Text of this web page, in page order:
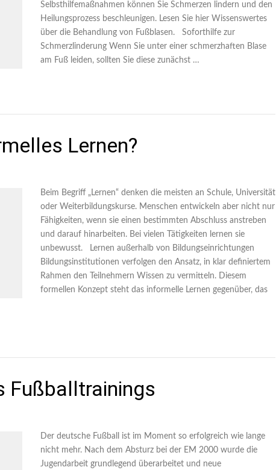
Selbsthilfemaßnahmen können Sie Schmerzen lindern und den
Heilungsprozess beschleunigen. Lesen Sie hier Wissenswertes
über die Behandlung von Fußblasen. Soforthilfe zur
Schmerzlinderung Wenn Sie unter einer schmerzhaften Blase
am Fuß leiden, sollten Sie diese zunächst …
Lernen?
Beim Begriff „Lernen“ denken die meisten an Schule, Universität
oder Weiterbildungskurse. Menschen entwickeln aber nicht nur
Fähigkeiten, wenn sie einen bestimmten Abschluss anstreben
und darauf hinarbeiten. Bei vielen Tätigkeiten lernen sie
unbewusst. Lernen außerhalb von Bildungseinrichtungen
Bildungsinstitutionen verfolgen den Ansatz, in klar definiertem
Rahmen den Teilnehmern Wissen zu vermitteln. Diesem
formellen Konzept steht das informelle Lernen gegenüber, das
Fußballtrainings
Der deutsche Fußball ist im Moment so erfolgreich wie lange
nicht mehr. Nach dem Absturz bei der EM 2000 wurde die
Jugendarbeit grundlegend überarbeitet und neue